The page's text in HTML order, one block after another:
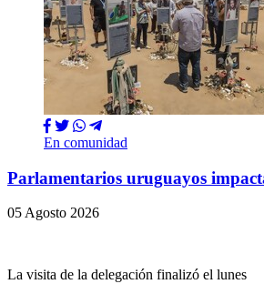
En comunidad
Parlamentarios uruguayos
05 Agosto 2026
La visita de la delegación finalizó el lunes